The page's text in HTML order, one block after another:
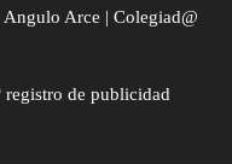
Arce | Colegiad@
registro de publicidad